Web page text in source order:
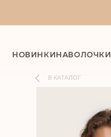
НОВИНКИНАВОЛОЧКИ
В КАТАЛОГ